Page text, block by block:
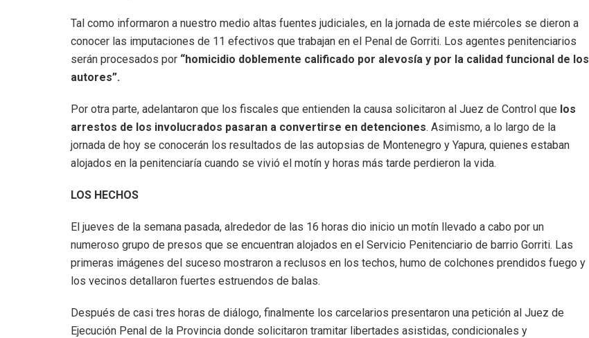
Tal como informaron a nuestro medio altas fuentes judiciales, en la jornada de este miércoles se dieron a
conocer las imputaciones de 11 efectivos que trabajan en el Penal de Gorriti. Los agentes penitenciarios
serán procesados por “homicidio doblemente calificado por alevosía y por la calidad funcional de los
autores”.
Por otra parte, adelantaron que los fiscales que entienden la causa solicitaron al Juez de Control que los
arrestos de los involucrados pasaran a convertirse en detenciones. Asimismo, a lo largo de la
jornada de hoy se conocerán los resultados de las autopsias de Montenegro y Yapura, quienes estaban
alojados en la penitenciaría cuando se vivió el motín y horas más tarde perdieron la vida.
LOS HECHOS
El jueves de la semana pasada, alrededor de las 16 horas dio inicio un motín llevado a cabo por un
numeroso grupo de presos que se encuentran alojados en el Servicio Penitenciario de barrio Gorriti. Las
primeras imágenes del suceso mostraron a reclusos en los techos, humo de colchones prendidos fuego y
los vecinos detallaron fuertes estruendos de balas.
Después de casi tres horas de diálogo, finalmente los carcelarios presentaron una petición al Juez de
Ejecución Penal de la Provincia donde solicitaron tramitar libertades asistidas, condicionales y